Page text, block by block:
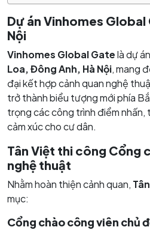
Dự án Vinhomes Global
Nội
Vinhomes Global Gatelà dự
Loa, Đông Anh, Hà Nội, mang
đại kết hợp cảnh quan nghệ
trở thành biểu tượng mới phía
trọng các công trình điểm nhấn,
cảm xúc cho cư dân.
Tân Việt thi công Cổng
nghệ thuật
Nhằm hoàn thiện cảnh quan,
mục:
Cổng chào công viên chủ